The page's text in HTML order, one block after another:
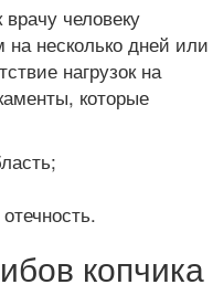
человеку
несколько дней или
нагрузок на
которые
копчика